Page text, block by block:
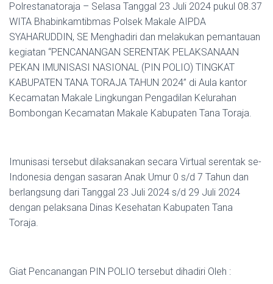
Polrestanatoraja – Selasa Tanggal 23 Juli 2024 pukul 08.37
WITA Bhabinkamtibmas Polsek Makale AIPDA
SYAHARUDDIN, SE Menghadiri dan melakukan pemantauan
kegiatan “PENCANANGAN SERENTAK PELAKSANAAN
PEKAN IMUNISASI NASIONAL (PIN POLIO) TINGKAT
KABUPATEN TANA TORAJA TAHUN 2024” di Aula kantor
Kecamatan Makale Lingkungan Pengadilan Kelurahan
Bombongan Kecamatan Makale Kabupaten Tana Toraja.
Imunisasi tersebut dilaksanakan secara Virtual serentak se-
Indonesia dengan sasaran Anak Umur 0 s/d 7 Tahun dan
berlangsung dari Tanggal 23 Juli 2024 s/d 29 Juli 2024
dengan pelaksana Dinas Kesehatan Kabupaten Tana
Toraja.
Giat Pencanangan PIN POLIO tersebut dihadiri Oleh :